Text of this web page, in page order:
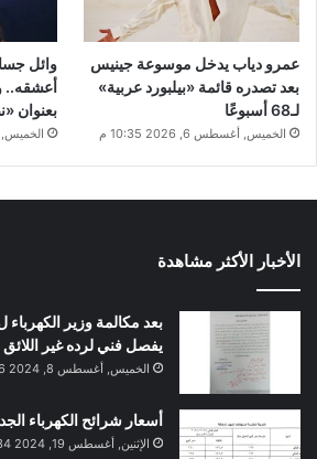
عمرو دياب يدخل موسوعة جينيس
بعد تصدره قائمة «بيلبورد عربية»
لـ68 أسبوعًا
الخميس, أغسطس 6, 2026 10:35 م
وائل
أعشقه..
بعنوان
الخميس,
الأخبار الأكثر مشاهدة
يفصل فني لرده غير اللائق
الخميس, أغسطس 8, 2024 8:36 م
أسعار شرائح الكهرباء الجديدة
الإثنين, أغسطس 19, 2024 10:34 م